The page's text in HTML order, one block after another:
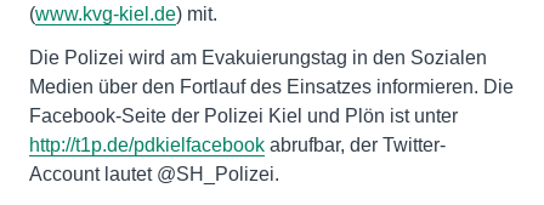
(www.kvg-kiel.de) mit.
Die Polizei wird am Evakuierungstag in den Sozialen
Medien über den Fortlauf des Einsatzes informieren. Die
Facebook-Seite der Polizei Kiel und Plön ist unter
http://t1p.de/pdkielfacebook abrufbar, der Twitter-
Account lautet @SH_Polizei.